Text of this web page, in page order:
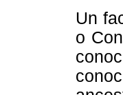
Un
o